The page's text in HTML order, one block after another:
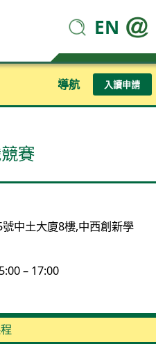
EN
導航 入讀申請
賽
中土大廈8樓,中西創新學
– 17:00